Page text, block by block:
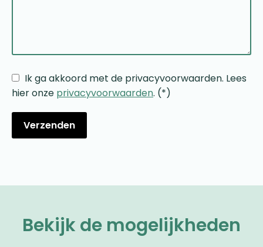
Ik ga akkoord met de privacyvoorwaarden. Lees
hier onze privacyvoorwaarden. (*)
Bekijk de mogelijkheden